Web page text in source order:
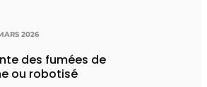
2026
des fumées de
ou robotisé